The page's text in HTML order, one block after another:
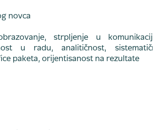
novca
strpljenje u
u radu, analitičnost,
paketa, orijentisanost na rezultate